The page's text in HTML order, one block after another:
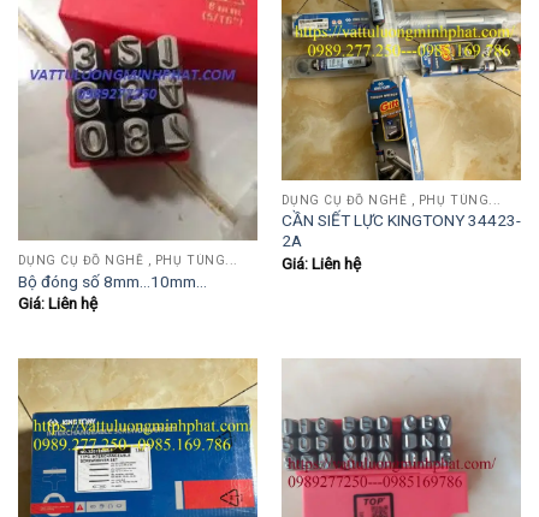
DỤNG CỤ ĐỒ NGHỀ , PHỤ TÙNG...
Bộ đóng số 8mm…10mm…
Giá: Liên hệ
DỤNG CỤ ĐỒ NGHỀ , PHỤ TÙNG...
CẦN SIẾT LỰC KINGTONY 34423-
2A
Giá: Liên hệ